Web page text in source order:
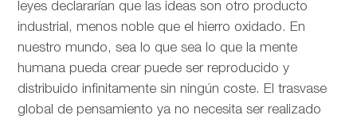
leyes declararían que las ideas son otro producto
industrial, menos noble que el hierro oxidado. En
nuestro mundo, sea lo que sea lo que la mente
humana pueda crear puede ser reproducido y
distribuido infinitamente sin ningún coste. El trasvase
global de pensamiento ya no necesita ser realizado